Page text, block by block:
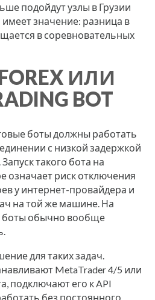
подойдут узлы в Грузии
значение: разница в
в соревновательных
ИЛИ
BOT
боты должны работать
с низкой задержкой
такого бота на
риск отключения
у интернет-провайдера и
на той же машине. На
боты обычно вообще
для таких задач.
MetaTrader 4/5 или
подключают его к API
без постоянного